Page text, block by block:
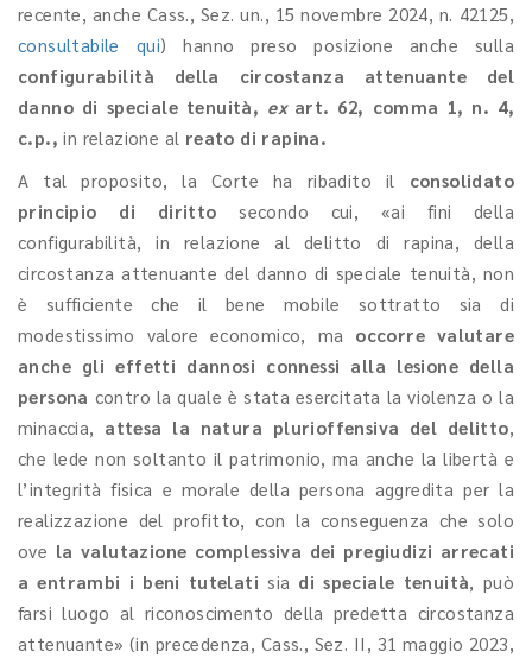
recente, anche Cass., Sez. un., 15 novembre 2024, n. 42125,
consultabile qui) hanno preso posizione anche sulla
configurabilità della circostanza attenuante del
danno di speciale tenuità, ex art. 62, comma 1, n. 4,
c.p.,in relazione al reato di rapina.
A tal proposito, la Corte ha ribadito
il consolidato
principio di diritto secondo cui, «ai fini della
configurabilità, in relazione al delitto di rapina, della
circostanza attenuante del danno di speciale tenuità, non
è sufficiente che il bene mobile sottratto sia di
modestissimo valore economico, ma occorre valutare
anche gli effetti dannosi connessi alla lesione della
persona contro la quale è stata esercitata la violenza o la
minaccia, attesa la natura plurioffensiva del delitto,
che lede non soltanto il patrimonio, ma anche la libertà e
l’integrità fisica e morale della persona aggredita per la
realizzazione del profitto, con la conseguenza che solo
ove la valutazione complessiva dei pregiudizi arrecati
a entrambi i beni tutelati sia di speciale tenuità, può
farsi luogo al riconoscimento della predetta circostanza
attenuante» (in precedenza, Cass., Sez. II, 31 maggio 2023,